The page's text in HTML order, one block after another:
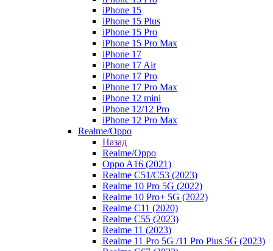
iPhone 15
iPhone 15 Plus
iPhone 15 Pro
iPhone 15 Pro Max
iPhone 17
iPhone 17 Air
iPhone 17 Pro
iPhone 17 Pro Max
iPhone 12 mini
iPhone 12/12 Pro
iPhone 12 Pro Max
Realme/Oppo
Назад
Realme/Oppo
Oppo A16 (2021)
Realme C51/C53 (2023)
Realme 10 Pro 5G (2022)
Realme 10 Pro+ 5G (2022)
Realme C11 (2020)
Realme C55 (2023)
Realme 11 (2023)
Realme 11 Pro 5G /11 Pro Plus 5G (2023)